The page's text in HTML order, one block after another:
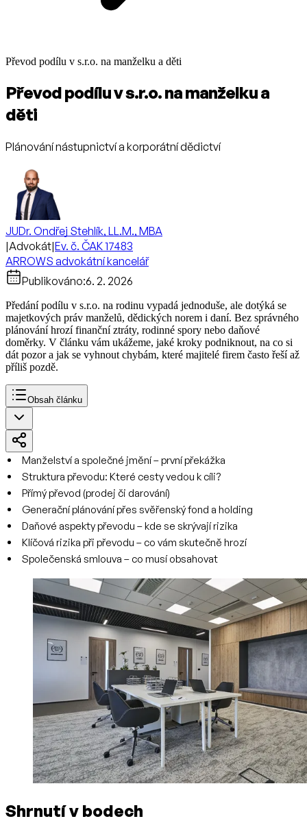
Převod podílu v s.r.o. na manželku a děti
Převod podílu v s.r.o. na manželku a
děti
Plánování nástupnictví a korporátní dědictví
JUDr. Ondřej Stehlík, LL.M., MBA
|Advokát|Ev. č. ČAK 17483
ARROWS advokátní kancelář
Publikováno:6. 2. 2026
Předání podílu v s.r.o. na rodinu vypadá jednoduše, ale dotýká se
majetkových práv manželů, dědických norem i daní. Bez správného
plánování hrozí finanční ztráty, rodinné spory nebo daňové
doměrky. V článku vám ukážeme, jaké kroky podniknout, na co si
dát pozor a jak se vyhnout chybám, které majitelé firem často řeší až
příliš pozdě.
Obsah článku
Manželství a společné jmění – první překážka
Struktura převodu: Které cesty vedou k cíli?
Přímý převod (prodej či darování)
Generační plánování přes svěřenský fond a holding
Daňové aspekty převodu – kde se skrývají rizika
Klíčová rizika při převodu – co vám skutečně hrozí
Společenská smlouva – co musí obsahovat
Shrnutí v bodech